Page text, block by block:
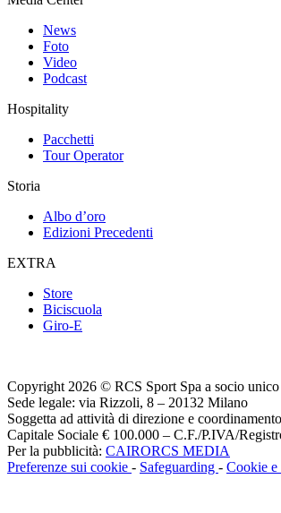
News
Foto
Video
Podcast
Hospitality
Pacchetti
Tour Operator
Storia
Albo d’oro
Edizioni Precedenti
EXTRA
Store
Biciscuola
Giro-E
Copyright 2026 © RCS Sport Spa a socio unico
Sede legale: via Rizzoli, 8 – 20132 Milano
Soggetta ad attività di direzione e
Capitale Sociale € 100.000 – C.F./P.IVA/
Per la pubblicità: CAIRORCS MEDIA
Preferenze sui cookie - Safeguarding - Cookie